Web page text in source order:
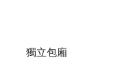
獨特的「 槓桿手技 」
獨立包廂